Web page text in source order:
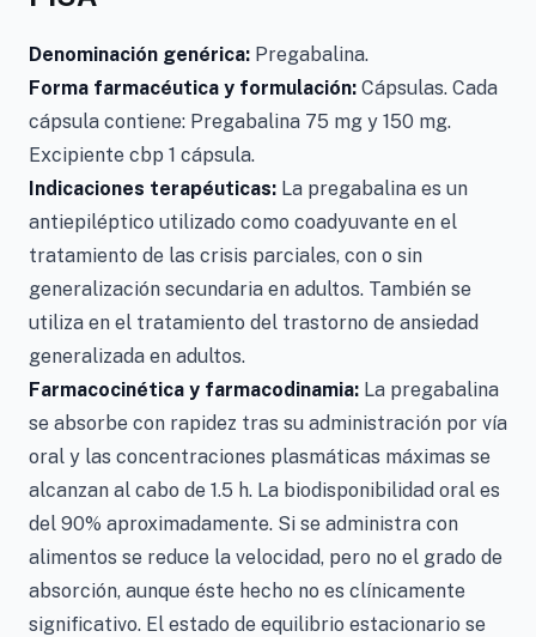
Denominación genérica: Pregabalina.
Forma farmacéutica y formulación: Cápsulas. Cada
cápsula contiene: Pregabalina 75 mg y 150 mg.
Excipiente cbp 1 cápsula.
Indicaciones terapéuticas: La pregabalina es un
antiepiléptico utilizado como coadyuvante en el
tratamiento de las crisis parciales, con o sin
generalización secundaria en adultos. También se
utiliza en el tratamiento del trastorno de ansiedad
generalizada en adultos.
Farmacocinética y farmacodinamia: La pregabalina
se absorbe con rapidez tras su administración por vía
oral y las concentraciones plasmáticas máximas se
alcanzan al cabo de 1.5 h. La biodisponibilidad oral es
del 90% aproximadamente. Si se administra con
alimentos se reduce la velocidad, pero no el grado de
absorción, aunque éste hecho no es clínicamente
significativo. El estado de equilibrio estacionario se